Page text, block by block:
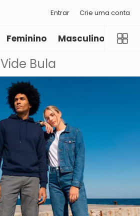
Entrar Crie uma conta
Feminino Masculino
Vide Bula